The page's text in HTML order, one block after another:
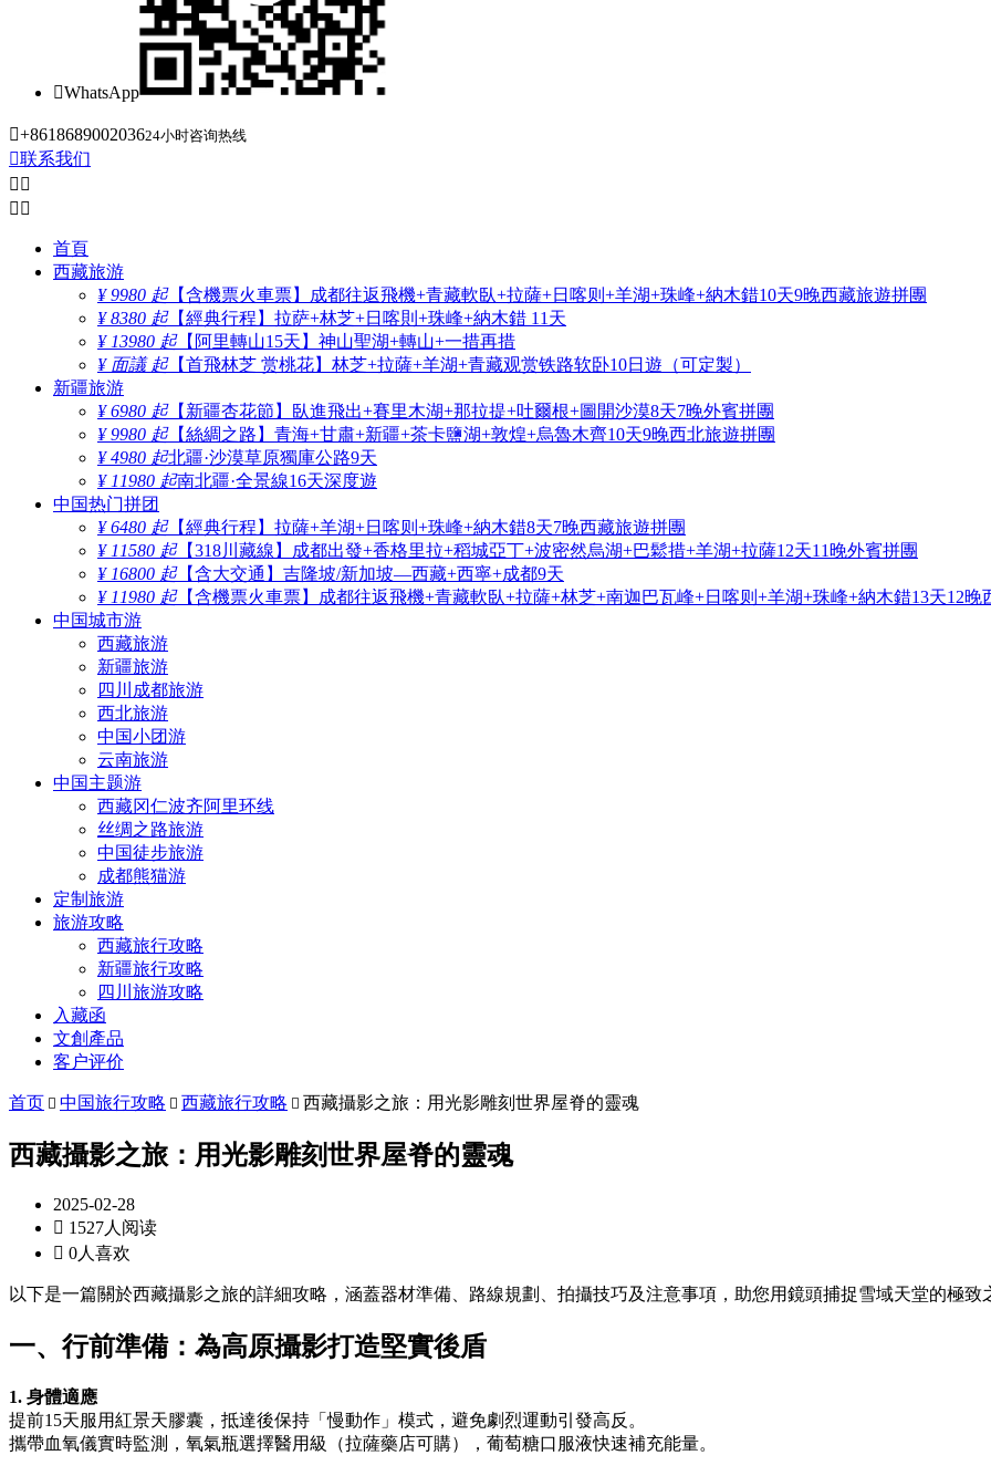
WhatsApp
+861868900203624小时咨询热线
联系我们
 
 
首頁
西藏旅游
¥ 9980 起【含機票火車票】成都往返飛機+青藏軟臥+拉薩+日喀则+羊湖+珠峰+納木錯10天9晚西藏旅遊拼團
¥ 8380 起【經典行程】拉萨+林芝+日喀則+珠峰+納木錯 11天
¥ 13980 起【阿里轉山15天】神山聖湖+轉山+一措再措
¥ 面議 起【首飛林芝 赏桃花】林芝+拉薩+羊湖+青藏观赏铁路软卧10日遊（可定製）
新疆旅游
¥ 6980 起【新疆杏花節】臥進飛出+賽里木湖+那拉提+吐爾根+圖開沙漠8天7晚外賓拼團
¥ 9980 起【絲綢之路】青海+甘肅+新疆+茶卡鹽湖+敦煌+烏魯木齊10天9晚西北旅遊拼團
¥ 4980 起北疆·沙漠草原獨庫公路9天
¥ 11980 起南北疆·全景線16天深度遊
中国热门拼团
¥ 6480 起【經典行程】拉薩+羊湖+日喀则+珠峰+納木錯8天7晚西藏旅遊拼團
¥ 11580 起【318川藏線】成都出發+香格里拉+稻城亞丁+波密然烏湖+巴鬆措+羊湖+拉薩12天11晚外賓拼團
¥ 16800 起【含大交通】吉隆坡/新加坡—西藏+西寧+成都9天
¥ 11980 起【含機票火車票】成都往返飛機+青藏軟臥+拉薩+林芝+南迦巴瓦峰+日喀则+羊湖+珠峰+納木錯13天12晚
中国城市游
西藏旅游
新疆旅游
四川成都旅游
西北旅游
中国小团游
云南旅游
中国主题游
西藏冈仁波齐阿里环线
丝绸之路旅游
中国徒步旅游
成都熊猫游
定制旅游
旅游攻略
西藏旅行攻略
新疆旅行攻略
四川旅游攻略
入藏函
文創產品
客户评价
首页  中国旅行攻略  西藏旅行攻略  西藏攝影之旅：用光影雕刻世界屋脊的靈魂
西藏攝影之旅：用光影雕刻世界屋脊的靈魂
2025-02-28
 1527人阅读
 0人喜欢
以下是一篇關於西藏攝影之旅的詳細攻略，涵蓋器材準備、路線規劃、拍攝技巧及注意事項，助您用鏡頭捕捉雪域天堂的極致
一、行前準備：為高原攝影打造堅實後盾
1. 身體適應
提前15天服用紅景天膠囊，抵達後保持「慢動作」模式，避免劇烈運動引發高反。
攜帶血氧儀實時監測，氧氣瓶選擇醫用級（拉薩藥店可購），葡萄糖口服液快速補充能量。